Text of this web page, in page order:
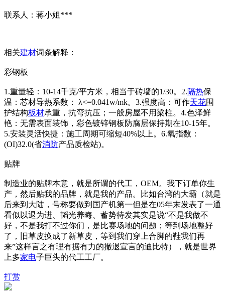
联系人：蒋小姐***
相关建材词条解释：
彩钢板
1.重量轻：10-14千克/平方米，相当于砖墙的1/30。2.隔热保
温：芯材导热系数： λ<=0.041w/mk。3.强度高：可作天花围
护结构板材承重，抗弯抗压；一般房屋不用梁柱。4.色泽鲜
艳：无需表面装饰，彩色镀锌钢板防腐层保持期在10-15年。
5.安装灵活快捷：施工周期可缩短40%以上。6.氧指数：
(OI)32.0(省消防产品质检站)。
贴牌
制造业的贴牌本意，就是所谓的代工，OEM。我下订单你生
产，然后贴我的品牌，就是我的产品。比如台湾的大霸（就是
后来到大陆，号称要做到国产机第一但是在05年末发表了一通
看似以退为进、韬光养晦、蓄势待发其实是说“不是我做不
好，不是我打不过你们，是比赛场地的问题；等到场地整好
了，旧草皮换成了新草皮，等到我们穿上合脚的鞋我们再
来”这样言之有理有据有力的撤退宣言的迪比特），就是世界
上多家电子巨头的代工工厂。
打赏